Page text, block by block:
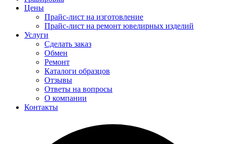
Цены
Прайс-лист на изготовление
Прайс-лист на ремонт ювелирных изделий
Услуги
Сделать заказ
Обмен
Ремонт
Каталоги образцов
Отзывы
Ответы на вопросы
О компании
Контакты